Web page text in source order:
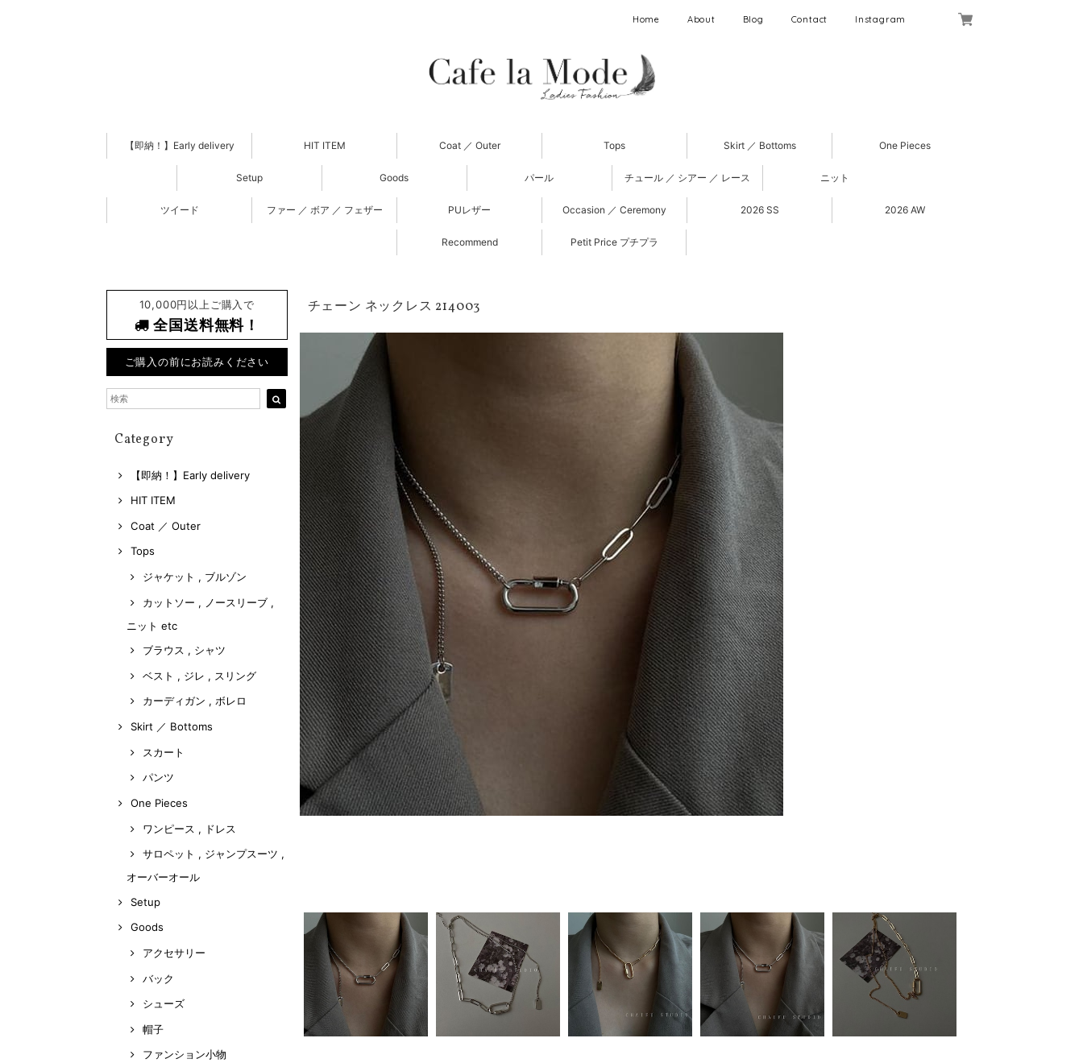
Home About Blog Contact Instagram
【即納！】Early delivery HIT ITEM Coat ／ Outer Tops Skirt ／ Bottoms One Pieces
Setup Goods パール チュール ／ シアー ／ レース ニット
ツイード ファー ／ ボア ／ フェザー PUレザー Occasion ／ Ceremony 2026 SS 2026 AW
Recommend Petit Price プチプラ
10,000円以上ご購入で
全国送料無料！
ご購入の前にお読みください
Category
【即納！】Early delivery
HIT ITEM
Coat ／ Outer
Tops
ジャケット , ブルゾン
カットソー , ノースリーブ ,
ニット etc
ブラウス , シャツ
ベスト , ジレ , スリング
カーディガン , ボレロ
Skirt ／ Bottoms
スカート
パンツ
One Pieces
ワンピース , ドレス
サロペット , ジャンプスーツ ,
オーバーオール
Setup
Goods
アクセサリー
バック
シューズ
帽子
ファンション小物
チェーン ネックレス 214003